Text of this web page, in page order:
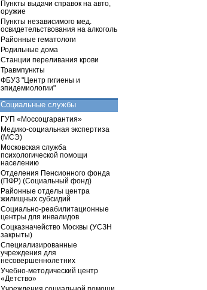
Пункты выдачи справок на авто,
оружие
Пункты независимого мед.
освидетельствования на алкоголь
Районные гематологи
Родильные дома
Станции переливания крови
Травмпункты
ФБУЗ "Центр гигиены и
эпидемиологии"
Социальные службы
ГУП «Моссоцгарантия»
Медико-социальная экспертиза
(МСЭ)
Московская служба
психологической помощи
населению
Отделения Пенсионного фонда
(ПФР) (Социальный фонд)
Районные отделы центра
жилищных субсидий
Социально-реабилитационные
центры для инвалидов
Соцказначейство Москвы (УСЗН
закрыты)
Специализированные
учреждения для
несовершеннолетних
Учебно-методический центр
«Детство»